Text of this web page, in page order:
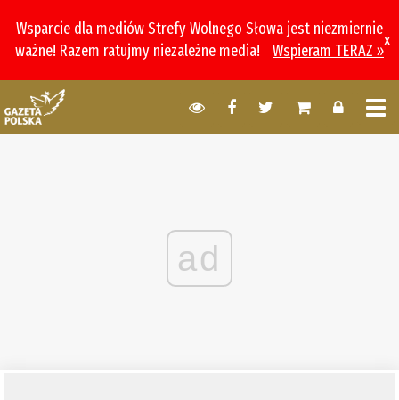
Wsparcie dla mediów Strefy Wolnego Słowa jest niezmiernie
ważne! Razem ratujmy niezależne media!
Wspieram TERAZ »
x
ad